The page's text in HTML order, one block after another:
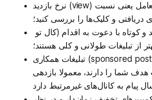
نرخ بازدید (view) و کیفیت تعامل یعنی نسبت
دریافتی و کلیک‌ها را بررسی کنید؛
از تبلیغات طولانی و کلی هستند؛
تبلیغات همکاری (sponsored post) در کانال‌هایی
شما را دارند، معمولا بازدهی